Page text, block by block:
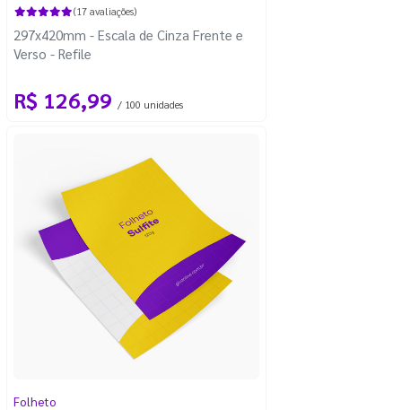
(17 avaliações)
297x420mm - Escala de Cinza Frente e
Verso - Refile
R$ 126,99 / 100 unidades
Folheto